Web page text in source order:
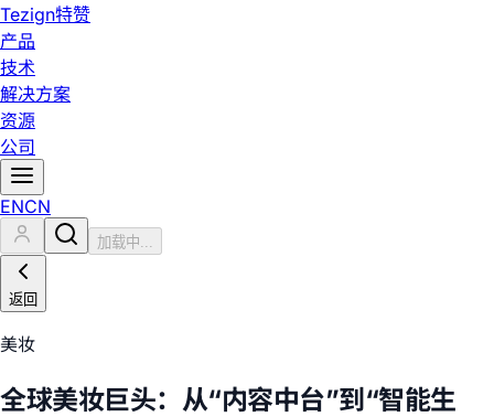
Tezign特赞
产品
技术
解决方案
资源
公司
ENCN
加载中...
返回
美妆
全球美妆巨头：从“内容中台”到“智能生